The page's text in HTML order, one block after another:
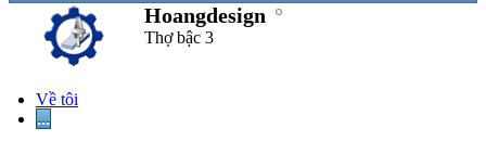
Hoangdesign
Thợ bậc 3
Về tôi
...